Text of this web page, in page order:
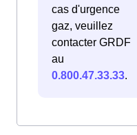
cas d'urgence
gaz, veuillez
contacter GRDF
au
0.800.47.33.33.